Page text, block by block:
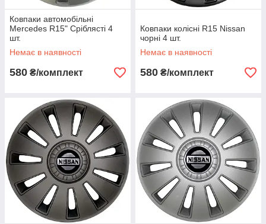
Ковпаки автомобільні
Mercedes R15" Сріблясті 4
шт.
Немає в наявності
580 ₴/комплект
Ковпаки колісні R15 Nissan
чорні 4 шт.
Немає в наявності
580 ₴/комплект